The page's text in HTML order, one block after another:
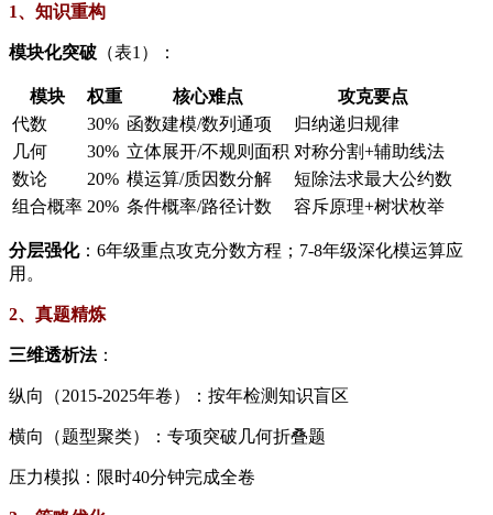
1、​​知识重构​
​模块化突破​ ​（表1）：
模块 权重 核心难点
攻克要点
代数
30% 函数建模/数列通项
归纳递归规律
几何
30% 立体展开/不规则面积 对称分割+辅助线法
数论
20% 模运算/质因数分解
短除法求最大公约数
组合概率 20% 条件概率/路径计数 容斥原理+树状枚举
​分层强化​​：6年级重点攻克分数方程；7-8年级深化模运算应
用。
2、​​真题精炼​
​三维透析法​​：
纵向（2015-2025年卷）：按年检测知识盲区
横向（题型聚类）：专项突破几何折叠题
压力模拟：限时40分钟完成全卷